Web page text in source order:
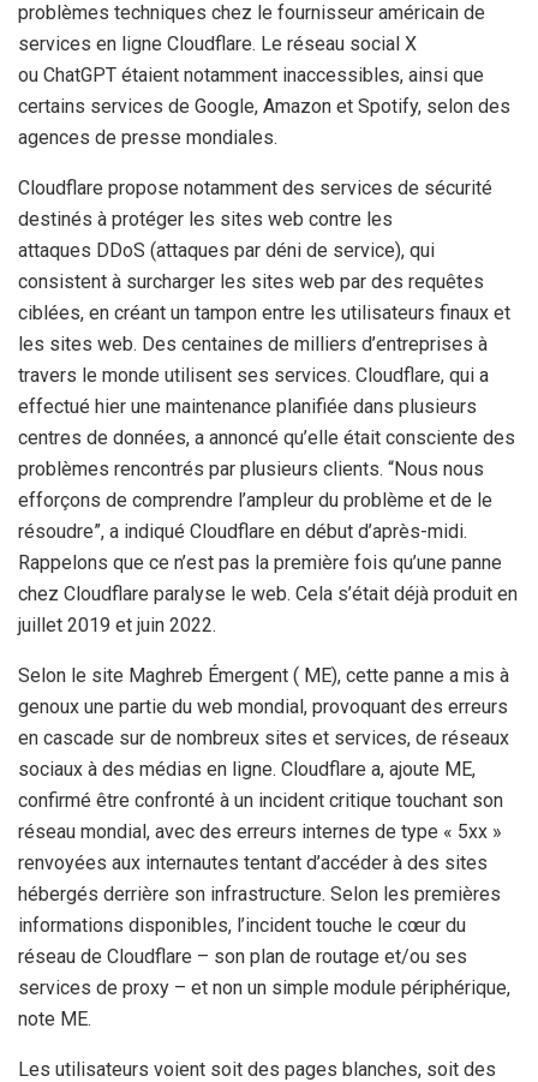
problèmes techniques chez le fournisseur américain de
services en ligne Cloudflare. Le réseau social X
ou ChatGPT étaient notamment inaccessibles, ainsi que
certains services de Google, Amazon et Spotify, selon des
agences de presse mondiales.
Cloudflare propose notamment des services de sécurité
destinés à protéger les sites web contre les
attaques DDoS (attaques par déni de service), qui
consistent à surcharger les sites web par des requêtes
ciblées, en créant un tampon entre les utilisateurs finaux et
les sites web. Des centaines de milliers d’entreprises à
travers le monde utilisent ses services. Cloudflare, qui a
effectué hier une maintenance planifiée dans plusieurs
centres de données, a annoncé qu’elle était consciente des
problèmes rencontrés par plusieurs clients. “Nous nous
efforçons de comprendre l’ampleur du problème et de le
résoudre”, a indiqué Cloudflare en début d’après-midi.
Rappelons que ce n’est pas la première fois qu’une panne
chez Cloudflare paralyse le web. Cela s’était déjà produit en
juillet 2019 et juin 2022.
Selon le site Maghreb Émergent ( ME), cette panne a mis à
genoux une partie du web mondial, provoquant des erreurs
en cascade sur de nombreux sites et services, de réseaux
sociaux à des médias en ligne.​ Cloudflare a, ajoute ME,
confirmé être confronté à un incident critique touchant son
réseau mondial, avec des erreurs internes de type « 5xx »
renvoyées aux internautes tentant d’accéder à des sites
hébergés derrière son infrastructure. Selon les premières
informations disponibles, l’incident touche le cœur du
réseau de Cloudflare – son plan de routage et/ou ses
services de proxy – et non un simple module périphérique,
note ME.
Les utilisateurs voient soit des pages blanches, soit des